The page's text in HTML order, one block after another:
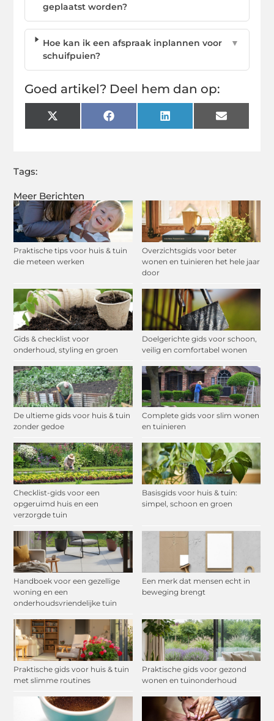
Meer Berichten
Praktische tips voor huis & tuin
die meteen werken
Overzichtsgids voor beter
wonen en tuinieren het hele jaar
door
Gids & checklist voor
onderhoud, styling en groen
Doelgerichte gids voor schoon,
veilig en comfortabel wonen
De ultieme gids voor huis & tuin
zonder gedoe
Complete gids voor slim wonen
en tuinieren
Checklist-gids voor een
opgeruimd huis en een
verzorgde tuin
Basisgids voor huis & tuin:
simpel, schoon en groen
Handboek voor een gezellige
woning en een
onderhoudsvriendelijke tuin
Een merk dat mensen echt in
beweging brengt
Praktische gids voor huis & tuin
met slimme routines
Praktische gids voor gezond
wonen en tuinonderhoud
geplaatst worden?
Hoe kan ik een afspraak inplannen voor
schuifpuien?
▼
Goed artikel? Deel hem dan op:
X
(Twitter)
Facebook LinkedIn Email
Tags: